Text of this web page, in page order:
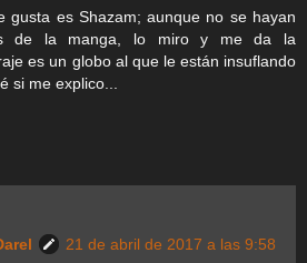
gusta es Shazam; aunque no se hayan
de la manga, lo miro y me da la
es un globo al que le están insuflando
si me explico...
21 de abril de 2017 a las 9:58